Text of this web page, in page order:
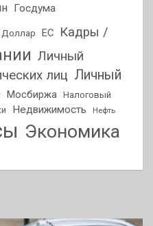
Госдума
Доллар ЕС
Кадры /
Личный
лиц Личный
Мосбиржа
Налоговый
Недвижимость Нефть
Экономика